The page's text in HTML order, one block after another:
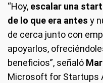
“Hoy, escalar una
de lo que era antes y
de cerca junto con
apoyarlos,
beneficios”, señaló
Microsoft for Startups